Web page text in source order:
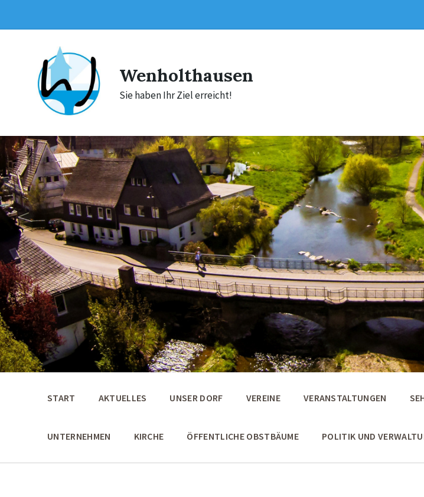
content
main
footer
Wenholthausen
Sie haben Ihr Ziel erreicht!
START AKTUELLES UNSER DORF VEREINE VERANSTALTUNGEN
UNTERNEHMEN KIRCHE ÖFFENTLICHE OBSTBÄUME POLITIK UND